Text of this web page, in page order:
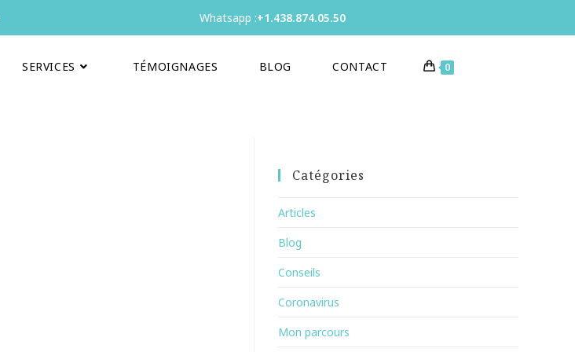
Whatsapp :+1.438.874.05.50
SERVICES TÉMOIGNAGES BLOG CONTACT 0
Catégories
Articles
Blog
Conseils
Coronavirus
Mon parcours